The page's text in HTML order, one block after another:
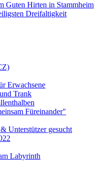
Guten Hirten in Stammheim
Dreifaltigkeit
Erwachsene
Trank
Füreinander"
Unterstützer gesucht
Labyrinth